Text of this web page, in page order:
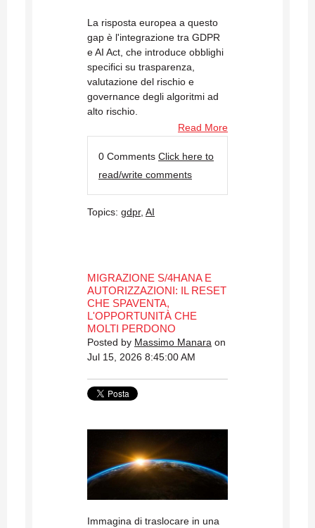
La risposta europea a questo
gap è l'integrazione tra GDPR
e AI Act, che introduce obblighi
specifici su trasparenza,
valutazione del rischio e
governance degli algoritmi ad
alto rischio.
Read More
0 Comments Click here to
read/write comments
Topics: gdpr, AI
MIGRAZIONE S/4HANA E
AUTORIZZAZIONI: IL RESET
CHE SPAVENTA,
L'OPPORTUNITÀ CHE
MOLTI PERDONO
Posted by Massimo Manara on
Jul 15, 2026 8:45:00 AM
Immagina di traslocare in una